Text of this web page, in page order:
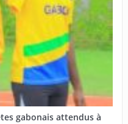
gabonais attendus à